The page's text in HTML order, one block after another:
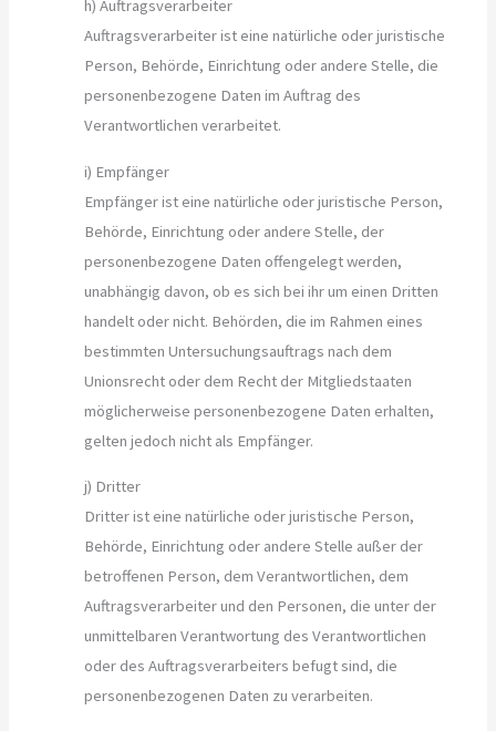
h) Auftragsverarbeiter
Auftragsverarbeiter ist eine natürliche oder juristische
Person, Behörde, Einrichtung oder andere Stelle, die
personenbezogene Daten im Auftrag des
Verantwortlichen verarbeitet.
i) Empfänger
Empfänger ist eine natürliche oder juristische Person,
Behörde, Einrichtung oder andere Stelle, der
personenbezogene Daten offengelegt werden,
unabhängig davon, ob es sich bei ihr um einen Dritten
handelt oder nicht. Behörden, die im Rahmen eines
bestimmten Untersuchungsauftrags nach dem
Unionsrecht oder dem Recht der Mitgliedstaaten
möglicherweise personenbezogene Daten erhalten,
gelten jedoch nicht als Empfänger.
j) Dritter
Dritter ist eine natürliche oder juristische Person,
Behörde, Einrichtung oder andere Stelle außer der
betroffenen Person, dem Verantwortlichen, dem
Auftragsverarbeiter und den Personen, die unter der
unmittelbaren Verantwortung des Verantwortlichen
oder des Auftragsverarbeiters befugt sind, die
personenbezogenen Daten zu verarbeiten.